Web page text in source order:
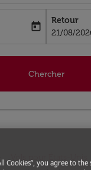
date-aria-label
today
Retour
fc-
21/08/
Chercher
Vols pour États-Unis
Cookies”, you agree to